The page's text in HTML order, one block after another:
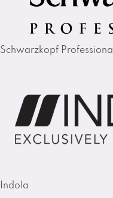
Schwarzkopf Professional
Indola